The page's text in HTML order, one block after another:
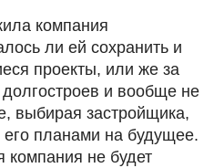
компания
ли ей сохранить и
проекты, или же за
долгостроев и вообще не
выбирая застройщика,
его планами на будущее.
компания не будет